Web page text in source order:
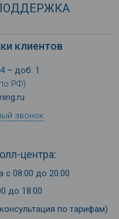
клиентов
– доб: 1
РФ)
звонок
центра:
с 08:00 до 20:00
до 18:00
по тарифам)